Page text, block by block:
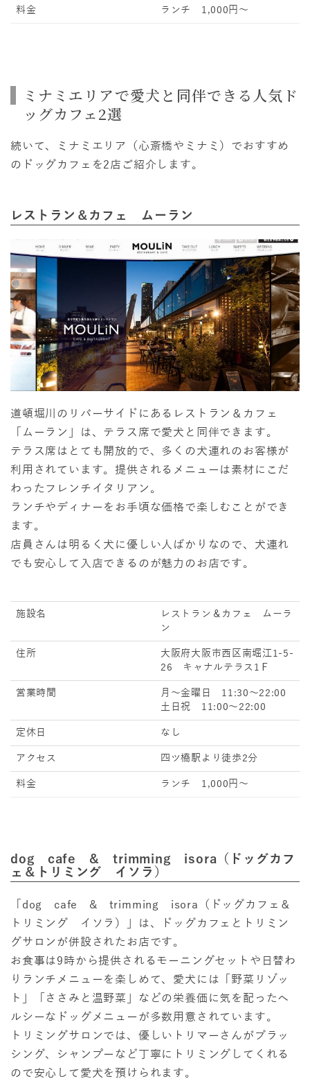
料金 ランチ 1,000円～
ミナミエリアで愛犬と同伴できる人気ド
ッグカフェ2選
続いて、ミナミエリア（心斎橋やミナミ）でおすすめ
のドッグカフェを2店ご紹介します。
レストラン＆カフェ ムーラン
道頓堀川のリバーサイドにあるレストラン＆カフェ
「ムーラン」は、テラス席で愛犬と同伴できます。
テラス席はとても開放的で、多くの犬連れのお客様が
利用されています。提供されるメニューは素材にこだ
わったフレンチイタリアン。
ランチやディナーをお手頃な価格で楽しむことができ
ます。
店員さんは明るく犬に優しい人ばかりなので、犬連れ
でも安心して入店できるのが魅力のお店です。
施設名
レストラン＆カフェ ムーラ
ン
住所
大阪府大阪市西区南堀江1-5-
26 キャナルテラス1Ｆ
営業時間
月～金曜日 11:30～22:00
土日祝 11:00～22:00
定休日 なし
アクセス 四ツ橋駅より徒歩2分
料金 ランチ 1,000円～
dog cafe & trimming isora（ドッグカフ
ェ＆トリミング イソラ）
「dog cafe & trimming isora（ドッグカフェ＆
トリミング イソラ）」は、ドッグカフェとトリミン
グサロンが併設されたお店です。
お食事は9時から提供されるモーニングセットや日替わ
りランチメニューを楽しめて、愛犬には「野菜リゾッ
ト」「ささみと温野菜」などの栄養価に気を配ったヘ
ルシーなドッグメニューが多数用意されています。
トリミングサロンでは、優しいトリマーさんがブラッ
シング、シャンプーなど丁寧にトリミングしてくれる
ので安心して愛犬を預けられます。